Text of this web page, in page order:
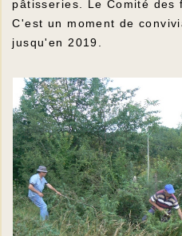
pâtisseries. Le Comité des
C'est un moment de
jusqu'en 2019.